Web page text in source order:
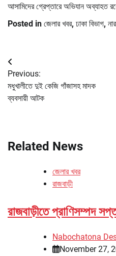
আসামিদের গ্রেপ্তারে অভিযান অব্যাহত
Posted in জেলার খবর, ঢাকা বিভাগ,
Post
navigation
Previous:
মধুখালীতে দুই কেজি গাঁজাসহ মাদক
ব্যবসায়ী আটক
Related News
জেলার খবর
রাজবাড়ী
রাজবাড়ীতে প্রাণিসম্পদ
Nabochatona
November 27,